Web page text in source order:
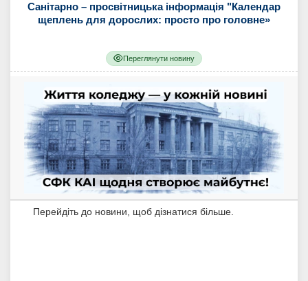
Санітарно – просвітницька інформація "Календар
щеплень для дорослих: просто про головне»
Переглянути новину
Перейдіть до новини, щоб дізнатися більше.